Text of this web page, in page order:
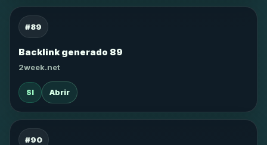
#89
Backlink generado 89
2week.net
SI Abrir
#90